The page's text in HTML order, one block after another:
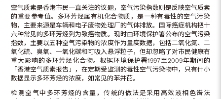
空气质素是香港市民一直关注的议题，空气污染指数则是反映空气质素
的重要参考值。多环芳烃属有机化合物质，是一种有毒性的空气污染
物，主要来源是车辆和电子废物处理厂的气体排放。国际癌症机构把十
六种常见的多环芳烃列为致癌物质。现时由环境保护署公布的空气污染
指数，主要以五种空气污染物的浓度作为量度数据，包括二氧化氮、二
氧化硫、臭氧、一氧化碳和可吸入悬浮粒子，但却忽略了对市民健康有
重大影响的多环芳烃化合物。根据环境保护署1997至2009年期间的
「香港空气质素报告」，在定期受监测的毒性空气污染物中，只有什小
数据显示多环芳烃的浓度，如常见的苯并芘。
检测空气中多环芳烃的含量，传统的做法是采用高效液相色谱法